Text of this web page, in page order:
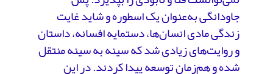
جاودانگی به‌عنوان یک اسطوره و شاید غایت
زندگی مادی انسان‌ها، دستمایه‌ افسانه‌، داستان
و روایت‌های زیادی شد که سینه به سینه منتقل
شده و هم‌زمان توسعه پیدا کردند. در این